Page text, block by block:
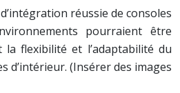
réussie de consoles
pourraient être
flexibilité et l’adaptabilité du
d’intérieur. (Insérer des images